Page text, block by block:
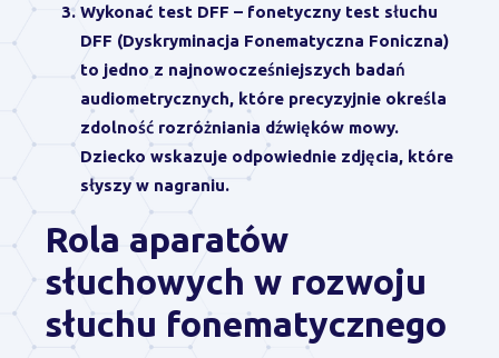
Wykonać test DFF – fonetyczny test słuchu
DFF (Dyskryminacja Fonematyczna Foniczna)
to jedno z najnowocześniejszych badań
audiometrycznych, które precyzyjnie określa
zdolność rozróżniania dźwięków mowy.
Dziecko wskazuje odpowiednie zdjęcia, które
słyszy w nagraniu.
Rola aparatów
słuchowych w rozwoju
słuchu fonematycznego